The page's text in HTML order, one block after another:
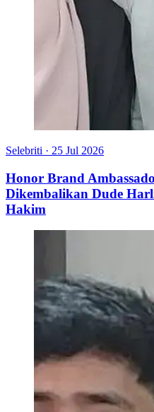
Selebriti · 25 Jul 2026
Honor Brand
Dikembalikan Dude
Hakim